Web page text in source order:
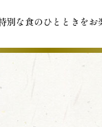
別な食のひとときをお